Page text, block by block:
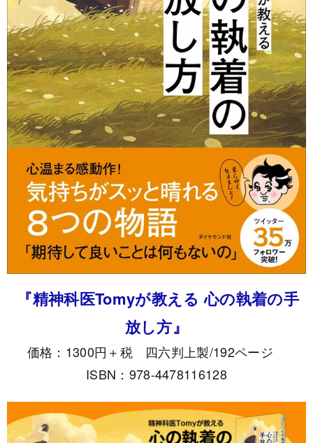
『精神科医Tomyが教える 心の執着の手
放し方』
価格：1300円＋税 四六判上製/192ページ
ISBN：978-4478116128